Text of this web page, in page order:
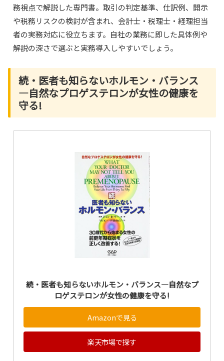
務視点で解説した専門書。取引の判定基準、仕訳例、開示
や税務リスクの検討が含まれ、会計士・税理士・経理担当
者の実務対応に役立ちます。自社の業務に即した具体例や
解説の深さで選ぶと実務導入しやすいでしょう。
続・医者も知らないホルモン・バランス
―自然なプロゲステロンが女性の健康を
守る!
続・医者も知らないホルモン・バランス―自然なプ
ロゲステロンが女性の健康を守る!
Amazonで見る
楽天市場で探す